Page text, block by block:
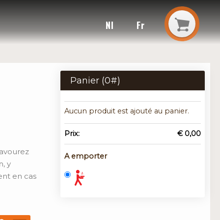
Nl Fr
y
en cas
Panier (0#)
Aucun produit est ajouté au panier.
Prix: € 0,00
A emporter